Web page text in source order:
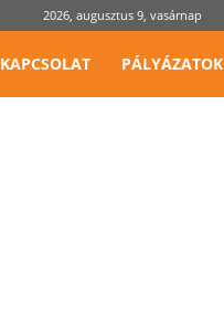
2026, augusztus 9, vasárnap
KAPCSOLAT PÁLYÁZATOK